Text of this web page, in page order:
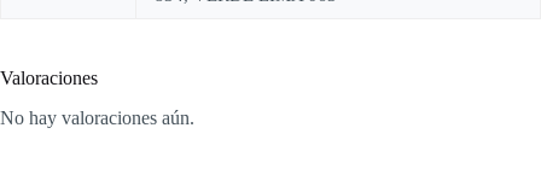
Valoraciones
No hay valoraciones aún.